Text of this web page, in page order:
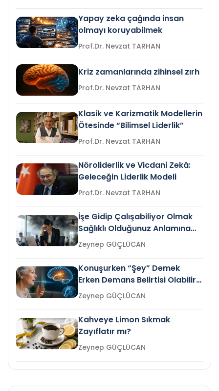
Yapay zeka çağında insan
olmayı koruyabilmek
Prof.Dr. Nevzat TARHAN
Kriz zamanlarında zihinsel zırh
Prof.Dr. Nevzat TARHAN
Klasik ve Karizmatik Modellerin
Ötesinde “Bilimsel Liderlik”
Prof.Dr. Nevzat TARHAN
Nöroliderlik ve Vicdani Zekâ:
Geleceğin Liderlik Modeli
Prof.Dr. Nevzat TARHAN
İşe Gidip Çalışabiliyor Olmak
Sağlıklı Olduğunuz Anlamına
Gelir mi?Zeynep GÜÇLÜCAN
Konuşurken “Şey” Demek
Erken Demans Belirtisi Olabilir
mi?
Zeynep GÜÇLÜCAN
Kahveye Limon Sıkmak
Zayıflatır mı?
Zeynep GÜÇLÜCAN